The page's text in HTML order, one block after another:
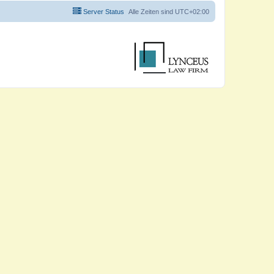
Alle Zeiten sind UTC+02:00
Server Status